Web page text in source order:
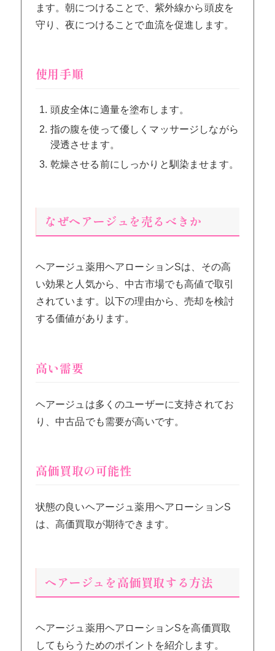
ます。朝につけることで、紫外線から頭皮を
守り、夜につけることで血流を促進します。
使用手順
頭皮全体に適量を塗布します。
指の腹を使って優しくマッサージしながら
浸透させます。
乾燥させる前にしっかりと馴染ませます。
なぜヘアージュを売るべきか
ヘアージュ薬用ヘアローションSは、その高
い効果と人気から、中古市場でも高値で取引
されています。以下の理由から、売却を検討
する価値があります。
高い需要
ヘアージュは多くのユーザーに支持されてお
り、中古品でも需要が高いです。
高価買取の可能性
状態の良いヘアージュ薬用ヘアローションS
は、高価買取が期待できます。
ヘアージュを高価買取する方法
ヘアージュ薬用ヘアローションSを高価買取
してもらうためのポイントを紹介します。